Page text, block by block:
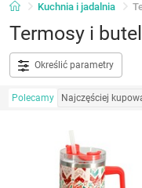
Kuchnia i jadalnia
Termosy i
Określić parametry
Polecamy Najczęściej